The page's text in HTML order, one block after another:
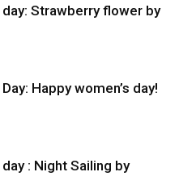
Strawberry flower by
Happy women’s day!
: Night Sailing by